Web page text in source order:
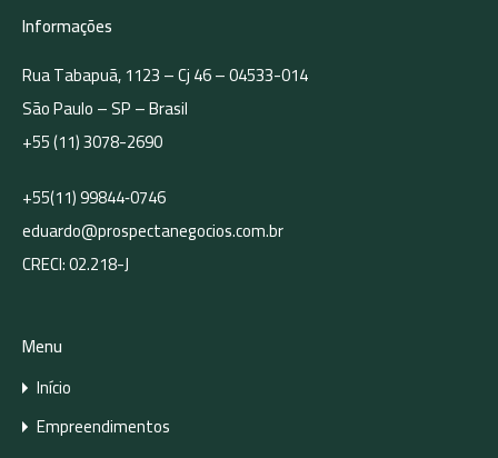
Featured Properties
Nenhum imóvel em destaque encontrado!
Contact Us
Nome
Número de Telefone
Informações
Rua Tabapuã, 1123 – Cj 46 – 04533-014
São Paulo – SP – Brasil
+55 (11) 3078-2690
+55(11) 99844‑0746
eduardo@prospectanegocios.com.br
CRECI: 02.218-J
Menu
Início
Empreendimentos